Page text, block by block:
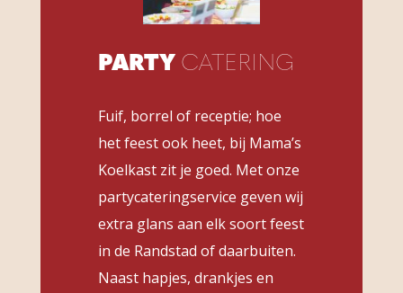
PARTY CATERING
Fuif, borrel of receptie; hoe
het feest ook heet, bij Mama’s
Koelkast zit je goed. Met onze
partycateringservice geven wij
extra glans aan elk soort feest
in de Randstad of daarbuiten.
Naast hapjes, drankjes en